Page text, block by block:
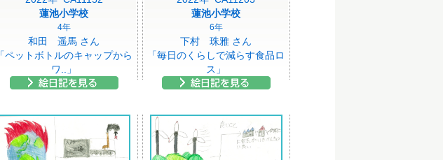
蓮池小学校
4年
和田 遥馬 さん
「ペットボトルのキャップから
ワ..」
蓮池小学校
6年
下村 珠雅 さん
「毎日のくらしで減らす食品ロ
ス」